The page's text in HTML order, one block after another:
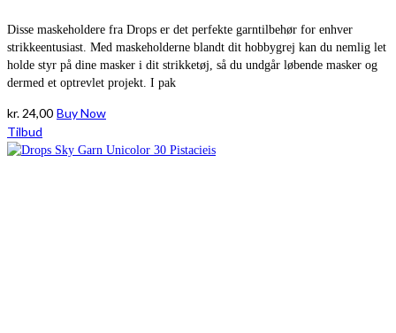
Disse maskeholdere fra Drops er det perfekte garntilbehør for enhver
strikkeentusiast. Med maskeholderne blandt dit hobbygrej kan du nemlig let
holde styr på dine masker i dit strikketøj, så du undgår løbende masker og
dermed et optrevlet projekt. I pak
kr. 24,00 Buy Now
Tilbud